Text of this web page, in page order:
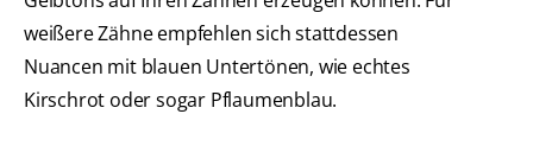
weißere Zähne empfehlen sich stattdessen
Nuancen mit blauen Untertönen, wie echtes
Kirschrot oder sogar Pflaumenblau.